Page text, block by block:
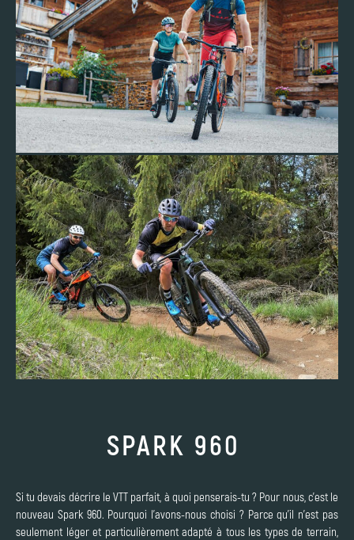
SPARK 960
Si tu devais décrire le VTT parfait, à quoi penserais-tu ? Pour nous, c'est le
nouveau Spark 960. Pourquoi l'avons-nous choisi ? Parce qu'il n'est pas
seulement léger et particulièrement adapté à tous les types de terrain,